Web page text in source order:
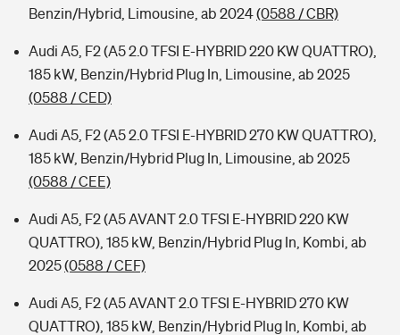
Benzin/Hybrid, Limousine, ab 2024(0588 / CBR)
Audi A5, F2 (A5 2.0 TFSI E-HYBRID 220 KW QUATTRO),
185 kW, Benzin/Hybrid Plug In, Limousine, ab 2025
(0588 / CED)
Audi A5, F2 (A5 2.0 TFSI E-HYBRID 270 KW QUATTRO),
185 kW, Benzin/Hybrid Plug In, Limousine, ab 2025
(0588 / CEE)
Audi A5, F2 (A5 AVANT 2.0 TFSI E-HYBRID 220 KW
QUATTRO), 185 kW, Benzin/Hybrid Plug In, Kombi, ab
2025(0588 / CEF)
Audi A5, F2 (A5 AVANT 2.0 TFSI E-HYBRID 270 KW
QUATTRO), 185 kW, Benzin/Hybrid Plug In, Kombi, ab